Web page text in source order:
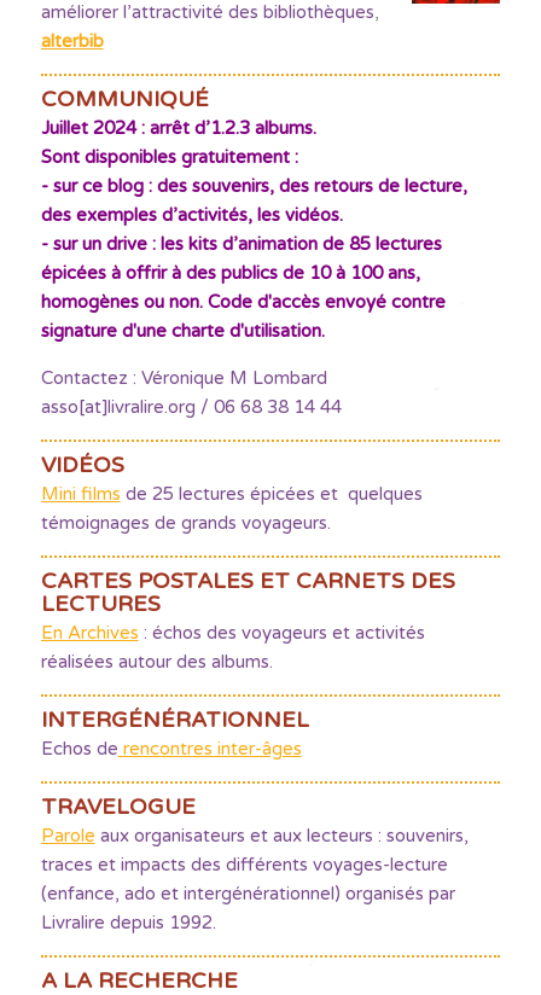
améliorer l’attractivité des bibliothèques,
alterbib
COMMUNIQUÉ
Juillet 2024 : arrêt d’1.2.3 albums.
Sont disponibles gratuitement :
- sur ce blog : des souvenirs, des retours de lecture,
des exemples d’activités, les vidéos.
- sur un drive : les kits d’animation de 85 lectures
épicées à offrir à des publics de 10 à 100 ans,
homogènes ou non. Code d'accès envoyé contre
signature d'une charte d'utilisation.
Contactez : Véronique M Lombard
asso[at]livralire.org / 06 68 38 14 44
VIDÉOS
Mini films de 25 lectures épicées et quelques
témoignages de grands voyageurs.
CARTES POSTALES ET CARNETS DES
LECTURES
En Archives : échos des voyageurs et activités
réalisées autour des albums.
INTERGÉNÉRATIONNEL
Echos de rencontres inter-âges
TRAVELOGUE
Parole aux organisateurs et aux lecteurs : souvenirs,
traces et impacts des différents voyages-lecture
(enfance, ado et intergénérationnel) organisés par
Livralire depuis 1992.
A LA RECHERCHE